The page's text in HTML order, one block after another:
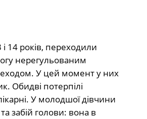
14 років, переходили
нерегульованим
У цей момент у них
Обидві потерпілі
У молодшої дівчини
забій голови: вона в